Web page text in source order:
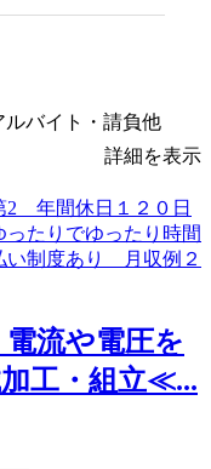
ルバイト・請負他
詳細を表示
電流や電圧を
工・組立≪...